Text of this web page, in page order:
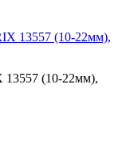
13557 (10-22мм),